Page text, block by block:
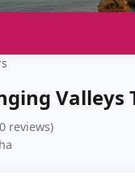
Valleys
reviews)